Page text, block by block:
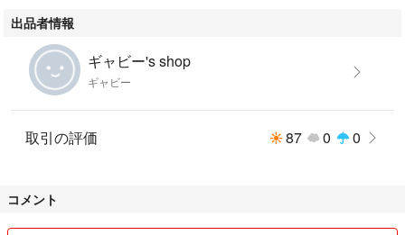
#玩具 #乗り物 #三輪車 #インテリア #1歳 #軽量 #お洒落 #1歳プレゼ
ント #室内三輪車 #室内遊び
出品者情報
ギャビー's shop
ギャビー
取引の評価 87 0 0
コメント